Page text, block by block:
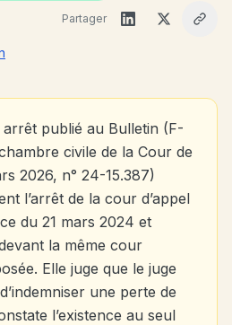
Partager
publié au Bulletin (F-
civile de la Cour de
2026, n° 24-15.387)
l’arrêt de la cour d’appel
du 21 mars 2024 et
la même cour
Elle juge que le juge
une perte de
l’existence au seul